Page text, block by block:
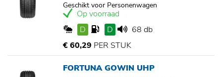
Geschikt voor Personenwagen
Op voorraad
D
D
68 db
€ 60,29 PER STUK
FORTUNA GOWIN UHP